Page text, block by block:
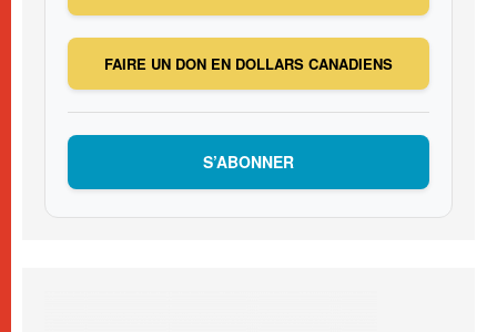
FAIRE UN DON EN DOLLARS CANADIENS
S’ABONNER